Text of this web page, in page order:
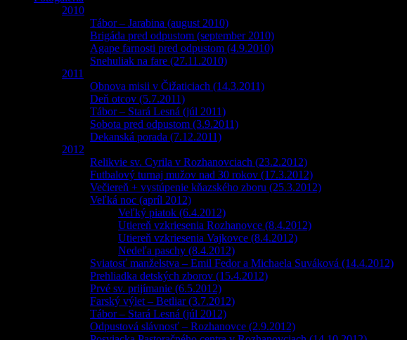
2010
Tábor – Jarabina (august 2010)
Brigáda pred odpustom (september 2010)
Agape farnosti pred odpustom (4.9.2010)
Snehuliak na fare (27.11.2010)
2011
Obnova misii v Čižaticiach (14.3.2011)
Deň otcov (5.7.2011)
Tábor – Stará Lesná (júl 2011)
Sobota pred odpustom (3.9.2011)
Dekanská porada (7.12.2011)
2012
Relikvie sv. Cyrila v Rozhanovciach (23.2.2012)
Futbalový turnaj mužov nad 30 rokov (17.3.2012)
Večiereň + vystúpenie kňazského zboru (25.3.2012)
Veľká noc (apríl 2012)
Veľký piatok (6.4.2012)
Utiereň vzkriesenia Rozhanovce (8.4.2012)
Utiereň vzkriesenia Vajkovce (8.4.2012)
Nedeľa paschy (8.4.2012)
Sviatosť manželstva – Emil Fedor a Michaela Suváková (14.4.2012)
Prehliadka detských zborov (15.4.2012)
Prvé sv. prijímanie (6.5.2012)
Farský výlet – Betliar (3.7.2012)
Tábor – Stará Lesná (júl 2012)
Odpustová slávnosť – Rozhanovce (2.9.2012)